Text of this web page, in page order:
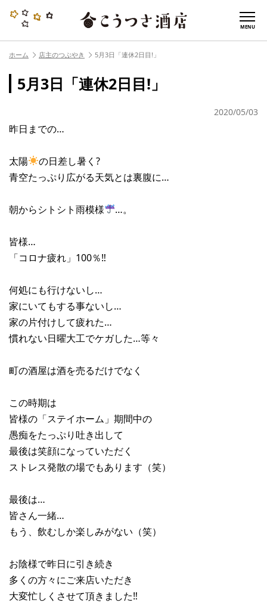
MENU
ホーム 店主のつぶやき 5月3日「連休2日目!」
5月3日「連休2日目!」
2020/05/03
昨日までの…
太陽
の日差し暑く?
青空たっぷり広がる天気とは裏腹に…
朝からシトシト雨模様 …。
皆様…
「コロナ疲れ」100％‼︎
何処にも行けないし…
家にいてもする事ないし…
家の片付けして疲れた…
慣れない日曜大工でケガした…等々
町の酒屋は酒を売るだけでなく
この時期は
皆様の「ステイホーム」期間中の
愚痴をたっぷり吐き出して
最後は笑顔になっていただく
ストレス発散の場でもあります（笑）
最後は…
皆さん一緒…
もう、飲むしか楽しみがない（笑）
お陰様で昨日に引き続き
多くの方々にご来店いただき
大変忙しくさせて頂きました‼︎